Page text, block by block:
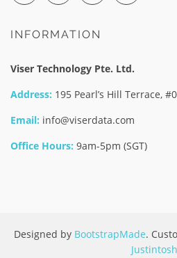
INFORMATION
Viser Technology Pte. Ltd.
Address: 195 Pearl’s Hill Terrace,
Email: info@viserdata.com
Office Hours: 9am-5pm (SGT)
Designed by BootstrapMade.
Justintosh